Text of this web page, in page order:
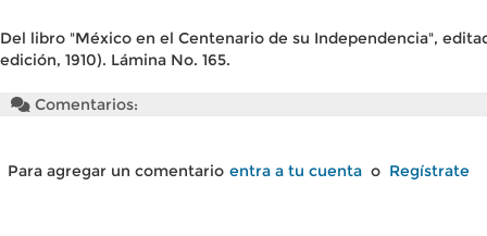
Del libro "México en el Centenario de su Independencia",
edición, 1910). Lámina No. 165.
Comentarios:
Para agregar un comentario entra a tu cuenta o Regístrate